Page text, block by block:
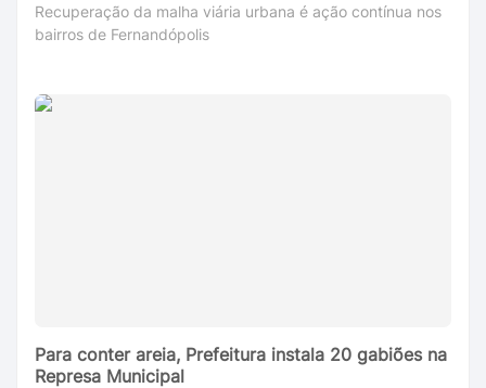
Recuperação da malha viária urbana é ação contínua nos
bairros de Fernandópolis
Para conter areia, Prefeitura instala 20 gabiões na
Represa Municipal